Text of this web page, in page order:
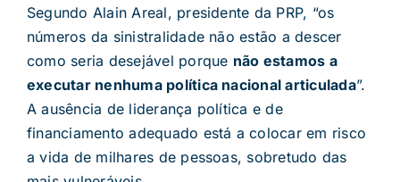
Segundo Alain Areal, presidente da PRP, “os
números da sinistralidade não estão a descer
como seria desejável porque não estamos a
executar nenhuma política nacional articulada”.
A ausência de liderança política e de
financiamento adequado está a colocar em risco
a vida de milhares de pessoas, sobretudo das